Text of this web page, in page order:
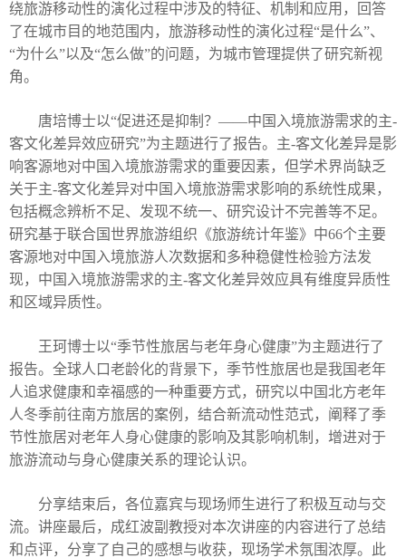
绕旅游移动性的演化过程中涉及的特征、机制和应用，回答
了在城市目的地范围内，旅游移动性的演化过程“是什么”、
“为什么”以及“怎么做”的问题，为城市管理提供了研究新视
角。
唐培博士以“促进还是抑制？ ——中国入境旅游需求的主-
客文化差异效应研究”为主题进行了报告。 主-客文化差异是影
响客源地对中国入境旅游需求的重要因素，但学术界尚缺乏
关于主-客文化差异对中国入境旅游需求影响的系统性成果，
包括概念辨析不足、发现不统一、研究设计不完善等不足。
研究基于联合国世界旅游组织《旅游统计年鉴》中66个主要
客源地对中国入境旅游人次数据和多种稳健性检验方法发
现，中国入境旅游需求的主-客文化差异效应具有维度异质性
和区域异质性。
王珂博士以“季节性旅居与老年身心健康”为主题进行了
报告。 全球人口老龄化的背景下，季节性旅居也是我国老年
人追求健康和幸福感的一种重要方式，研究以中国北方老年
人冬季前往南方旅居的案例，结合新流动性范式，阐释了季
节性旅居对老年人身心健康的影响及其影响机制，增进对于
旅游流动与身心健康关系的理论认识。
分享结束后，各位嘉宾与现场师生进行了积极互动与交
流。讲座最后，成红波副教授对本次讲座的内容进行了总结
和点评，分享了自己的感想与收获，现场学术氛围浓厚。此